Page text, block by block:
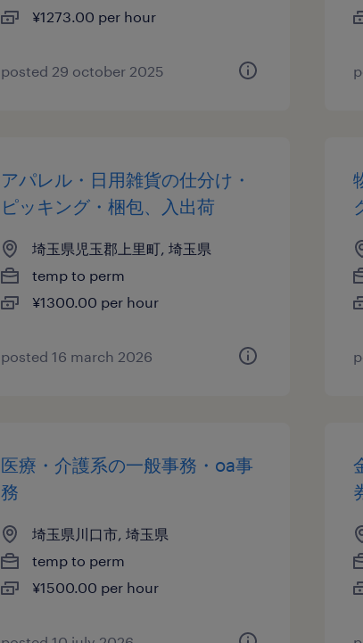
¥1273.00 per hour
posted 29 october 2025
アパレル・日用雑貨の仕分け・
ピッキング・梱包、入出荷
埼玉県児玉郡上里町, 埼玉県
temp to perm
¥1300.00 per hour
posted 16 march 2026
医療・介護系の一般事務・oa事
務
埼玉県川口市, 埼玉県
temp to perm
¥1500.00 per hour